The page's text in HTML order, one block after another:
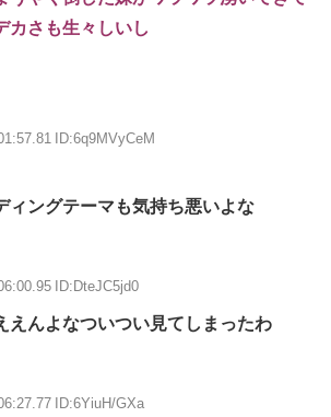
カさも生々しいし
ID:6q9MVyCeM
ィングテーマも気持ち悪いよな
ID:DteJC5jd0
えんよなついつい見てしまったわ
ID:6YiuH/GXa